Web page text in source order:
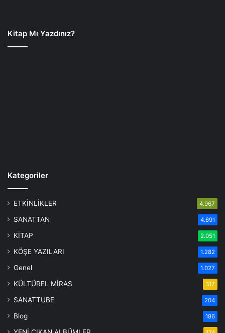
Kitap Mı Yazdınız?
Kategoriler
ETKİNLİKLER 4.967
SANATTAN 4.691
KİTAP 2.051
KÖŞE YAZILARI 1.282
Genel 1.027
KÜLTÜREL MİRAS 317
SANATTUBE 204
Blog 186